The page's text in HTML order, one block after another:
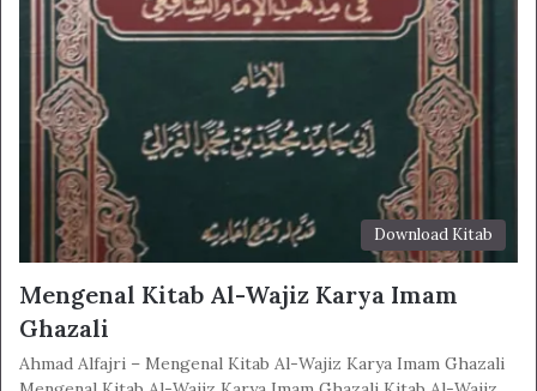
Download Kitab
Mengenal Kitab Al-Wajiz Karya Imam
Ghazali
Ahmad Alfajri – Mengenal Kitab Al-Wajiz Karya Imam Ghazali